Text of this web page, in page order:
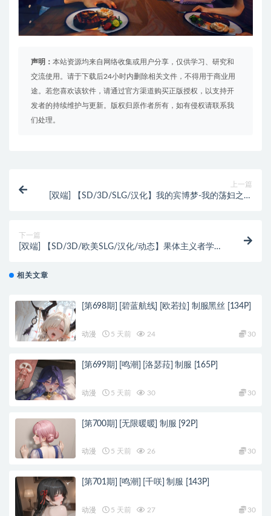
声明： 本站资源均来自网络收集或用户分享，仅供学习、研究和
交流使用。请于下载后24小时内删除相关文件，不得用于商业用
途。若您喜欢该软件，请通过官方渠道购买正版授权，以支持开
发者的持续维护与更新。版权归原作者所有，如有侵权请联系我
们处理。
上一篇
[双端] 【SD/3D/SLG/汉化】我的宾博梦-我的荡妇之梦
下一篇
[双端] 【SD/3D/欧美SLG/汉化/动态】果体主义者学校
相关文章
[第698期] [碧蓝航线] [欧若拉] 制服黑丝 [134P]
动漫 5 天前 24 30
[第699期] [鸣潮] [洛瑟菈] 制服 [165P]
动漫 5 天前 30 30
[第700期] [无限暖暖] 制服 [92P]
动漫 5 天前 26 30
[第701期] [鸣潮] [千咲] 制服 [143P]
动漫 5 天前 27 30